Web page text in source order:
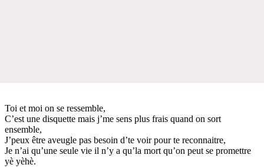
Toi et moi on se ressemble,
C’est une disquette mais j’me sens plus frais quand on sort
ensemble,
J’peux être aveugle pas besoin d’te voir pour te reconnaitre,
Je n’ai qu’une seule vie il n’y a qu’la mort qu’on peut se promettre
yè yèhè.